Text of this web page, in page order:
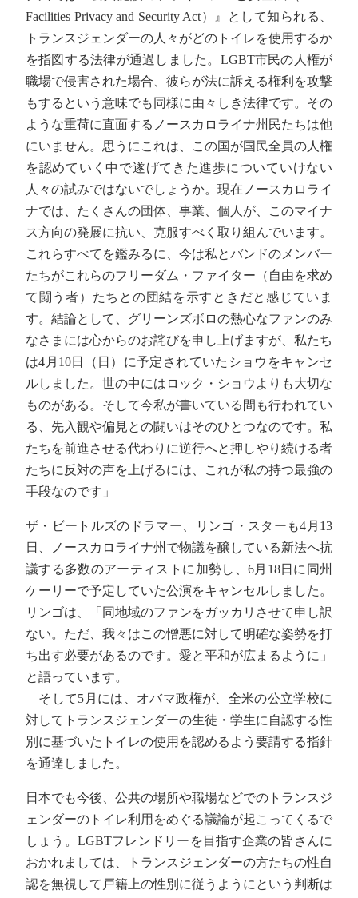
Facilities Privacy and Security Act）』として知られる、
トランスジェンダーの人々がどのトイレを使用するか
を指図する法律が通過しました。LGBT市民の人権が
職場で侵害された場合、彼らが法に訴える権利を攻撃
もするという意味でも同様に由々しき法律です。その
ような重荷に直面するノースカロライナ州民たちは他
にいません。思うにこれは、この国が国民全員の人権
を認めていく中で遂げてきた進歩についていけない
人々の試みではないでしょうか。現在ノースカロライ
ナでは、たくさんの団体、事業、個人が、このマイナ
ス方向の発展に抗い、克服すべく取り組んでいます。
これらすべてを鑑みるに、今は私とバンドのメンバー
たちがこれらのフリーダム・ファイター（自由を求め
て闘う者）たちとの団結を示すときだと感じていま
す。結論として、グリーンズボロの熱心なファンのみ
なさまには心からのお詫びを申し上げますが、私たち
は4月10日（日）に予定されていたショウをキャンセ
ルしました。世の中にはロック・ショウよりも大切な
ものがある。そして今私が書いている間も行われてい
る、先入観や偏見との闘いはそのひとつなのです。私
たちを前進させる代わりに逆行へと押しやり続ける者
たちに反対の声を上げるには、これが私の持つ最強の
手段なのです」
ザ・ビートルズのドラマー、リンゴ・スターも4月13
日、ノースカロライナ州で物議を醸している新法へ抗
議する多数のアーティストに加勢し、6月18日に同州
ケーリーで予定していた公演をキャンセルしました。
リンゴは、「同地域のファンをガッカリさせて申し訳
ない。ただ、我々はこの憎悪に対して明確な姿勢を打
ち出す必要があるのです。愛と平和が広まるように」
と語っています。
そして5月には、オバマ政権が、全米の公立学校に
対してトランスジェンダーの生徒・学生に自認する性
別に基づいたトイレの使用を認めるよう要請する指針
を通達しました。
日本でも今後、公共の場所や職場などでのトランスジ
ェンダーのトイレ利用をめぐる議論が起こってくるで
しょう。LGBTフレンドリーを目指す企業の皆さんに
おかれましては、トランスジェンダーの方たちの性自
認を無視して戸籍上の性別に従うようにという判断は